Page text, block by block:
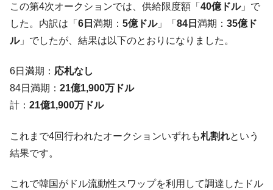
『Money1』
韓国は「中国と同じく」投資に不適格な国
だ。
す」⇒「金を経由するドル入手」手段ではないのか？
『Money1』
韓国･外為取引量「1日当たり1,214.4億ド
ル」まで拡大 ⇒ 海外資金の動きに強く左右される状態
い「50.5％」に上昇
『Money1』
断
この第4次オークションでは、供給限度額「 40億ドル」で
した。内訳は「 6日 満期： 5億ドル」「 84日 満期： 35億ド
ル」でしたが、結果は以下のとおりになりました。
6日満期： 応札なし
84日満期： 21億1,900万ドル
計： 21億1,900万ドル
これまで4回行われたオークションいずれも札割れという
結果です。
これで韓国がドル流動性スワップを利用して調達したドル